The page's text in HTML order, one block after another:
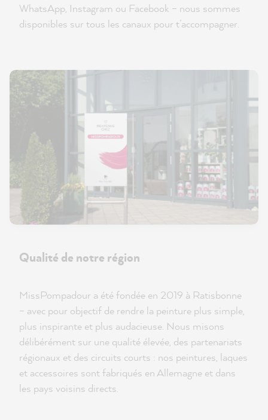
WhatsApp, Instagram ou Facebook – nous sommes
disponibles sur tous les canaux pour t’accompagner.
Qualité de notre région
MissPompadour a été fondée en 2019 à Ratisbonne
– avec pour objectif de rendre la peinture plus simple,
plus inspirante et plus audacieuse. Nous misons
délibérément sur une qualité élevée, des partenariats
régionaux et des circuits courts : nos peintures, laques
et accessoires sont fabriqués en Allemagne et dans
les pays voisins directs.